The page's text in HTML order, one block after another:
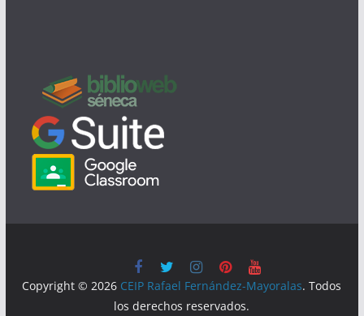
Copyright © 2026 CEIP Rafael Fernández-Mayoralas. Todos
los derechos reservados.